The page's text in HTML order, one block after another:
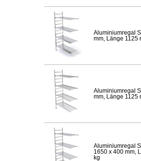
Aluminiumregal
mm, Länge 1125
Aluminiumregal
mm, Länge 1125
Aluminiumregal
1650 x 400 mm,
kg